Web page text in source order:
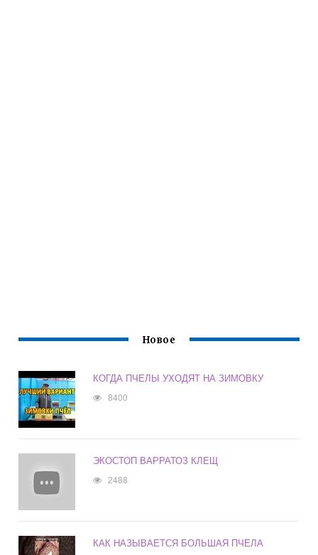
Новое
КОГДА ПЧЕЛЫ УХОДЯТ НА ЗИМОВКУ
8400
ЭКОСТОП ВАРРАТОЗ КЛЕЩ
2488
КАК НАЗЫВАЕТСЯ БОЛЬШАЯ ПЧЕЛА